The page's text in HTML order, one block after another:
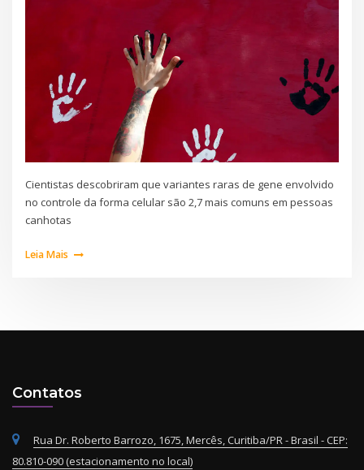
Cientistas descobriram que variantes raras de gene envolvido
no controle da forma celular são 2,7 mais comuns em pessoas
canhotas
Leia Mais
Contatos
Rua Dr. Roberto Barrozo, 1675, Mercês, Curitiba/PR - Brasil - CEP:
80.810-090 (estacionamento no local)